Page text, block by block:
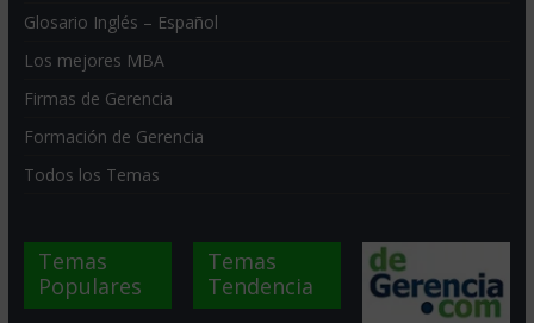
Glosario Inglés – Español
Los mejores MBA
Firmas de Gerencia
Formación de Gerencia
Todos los Temas
Temas
Populares
Temas
Tendencia